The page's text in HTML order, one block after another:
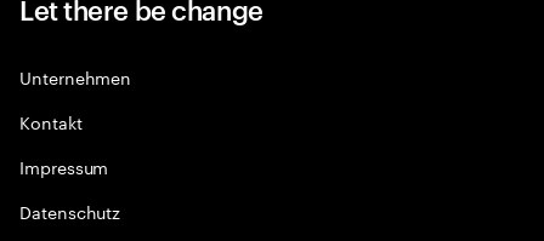
Let there be change
Unternehmen
Kontakt
Impressum
Datenschutz